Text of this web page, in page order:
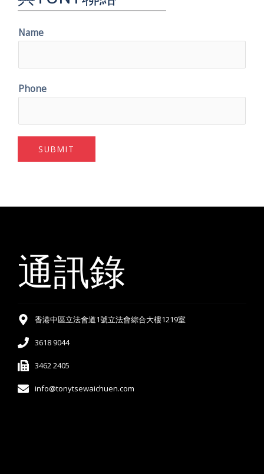
Name
Phone
SUBMIT
通訊錄
香港中區立法會道1號立法會綜合大樓1219室
3618 9044
3462 2405
info@tonytsewaichuen.com